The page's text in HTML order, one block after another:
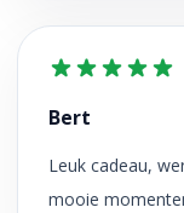
Bert
Leuk cadeau,
mooie